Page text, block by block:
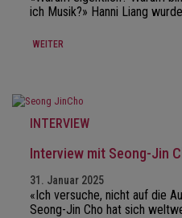
ich Musik?» Hanni Liang
WEITER
INTERVIEW
Interview mit Seong-Jin
31. Januar 2025
«Ich versuche, nicht auf die
Seong-Jin Cho hat sich